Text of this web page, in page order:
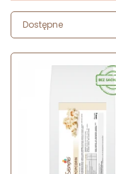
Dostępne